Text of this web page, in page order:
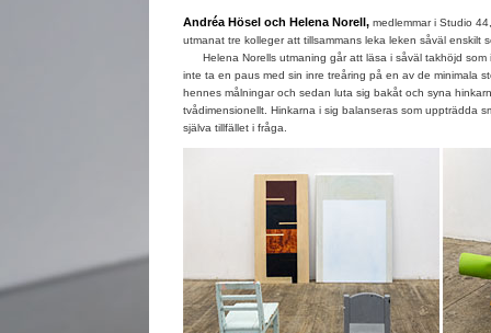
Andréa Hösel och Helena Norell,medlemmar i Studio
utmanat tre kolleger att tillsammans leka leken såväl enskilt
Helena Norells utmaning går att läsa i såväl takhöjd som
inte ta en paus med sin inre treåring på en av de minimala
hennes målningar och sedan luta sig bakåt och syna
tvådimensionellt. Hinkarna i sig balanseras som uppträdda
själva tillfället i fråga.